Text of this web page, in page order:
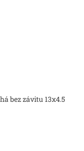
bez závitu 13x4.5